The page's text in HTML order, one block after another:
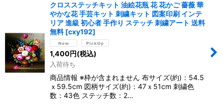
クロスステッチキット 油絵花瓶 花 花かご 薔薇 華
やかな花 手芸キット 刺繍キット 図案印刷 インテ
リア 進級 初心者 手作り ステッチ 刺繍アート 送料
無料 [cxy192]
1,400円(税込)
入荷待ち
商品情報 ※枠が含まれません 布サイズ(約)：54.5
ｘ59.5cm 図柄サイズ(約)：47ｘ51cm 刺繍色
数：43色 ステッチ数：2…